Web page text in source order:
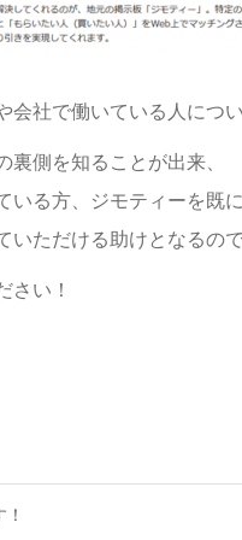
社で働いている人につ
側を知ることが出来、
る方、ジモティーを既
ただける助けとなるの
さい！